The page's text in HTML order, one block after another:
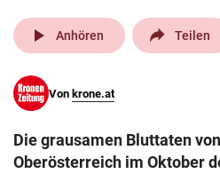
pin_drop
Wien
search
eingeben
play_arrow Anhören Teilen
Von krone.at
Die grausamen Bluttaten
Oberösterreich im Oktober